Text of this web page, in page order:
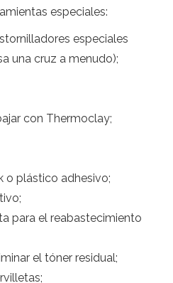
especiales:
especiales
una cruz a menudo);
con Thermoclay;
plástico adhesivo;
para el reabastecimiento
el tóner residual;